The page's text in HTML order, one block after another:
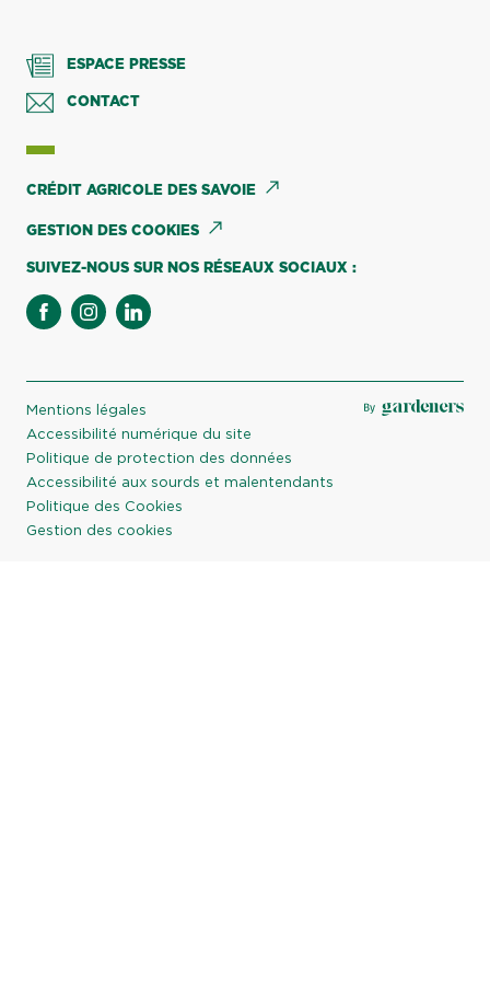
ESPACE PRESSE
CONTACT
CRÉDIT AGRICOLE DES SAVOIE
GESTION DES COOKIES
SUIVEZ-NOUS SUR NOS RÉSEAUX SOCIAUX :
facebookinstagramlinkedin
Mentions légales
Accessibilité numérique du site
Politique de protection des données
Accessibilité aux sourds et malentendants
Politique des Cookies
Gestion des cookies